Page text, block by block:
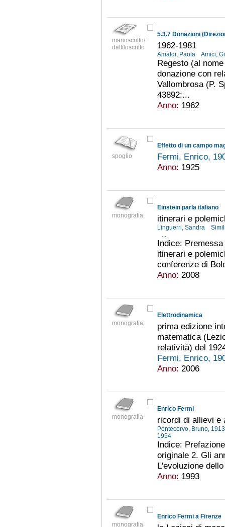
manoscritto/
dattiloscritto
5.3.7 Donazioni
1962-1981
Amaldi, Paola Amici,
Regesto (al
donazione con
Vallombrosa (P.
43892;...
Anno: 1962
spoglio
Fermi, Enrico,
Anno: 1925
monografia
Einstein parla italiano
itinerari e
Linguerri, Sandra
...
Indice:
itinerari e
conferenze di
Anno: 2008
monografia
Elettrodinamica
prima edizione
matematica
relatività) del
Fermi, Enrico,
Anno: 2006
monografia
Enrico Fermi
ricordi di allievi e
Pontecorvo, Bruno,
1954
Indice:
originale 2. Gli
L'evoluzione
Anno: 1993
monografia
Enrico Fermi a Firenze